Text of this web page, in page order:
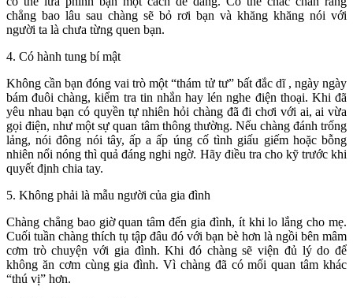
chẳng bao lâu sau chàng sẽ bỏ rơi bạn và khăng khăng nói với
người ta là chưa từng quen bạn.
4. Có hành tung bí mật
Không cần bạn đóng vai trò một “thám tử tư” bất đắc dĩ , ngày ngày
bám đuôi chàng, kiểm tra tin nhắn hay lén nghe điện thoại. Khi đã
yêu nhau bạn có quyền tự nhiên hỏi chàng đã đi chơi với ai, ai vừa
gọi điện, như một sự quan tâm thông thường. Nếu chàng đánh trống
lảng, nói đông nói tây, ấp a ấp úng cố tình giấu giếm hoặc bỗng
nhiên nổi nóng thì quả đáng nghi ngờ. Hãy điều tra cho kỹ trước khi
quyết định chia tay.
5. Không phải là mẫu người của gia đình
Chàng chẳng bao giờ quan tâm đến gia đình, ít khi lo lắng cho mẹ.
Cuối tuần chàng thích tụ tập đâu đó với bạn bè hơn là ngồi bên mâm
cơm trò chuyện với gia đình. Khi đó chàng sẽ viện đủ lý do để
không ăn cơm cùng gia đình. Vì chàng đã có mối quan tâm khác
“thú vị” hơn.